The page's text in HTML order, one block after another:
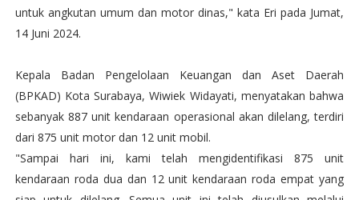
untuk angkutan umum dan motor dinas," kata Eri pada Jumat,
14 Juni 2024.
Kepala Badan Pengelolaan Keuangan dan Aset Daerah
(BPKAD) Kota Surabaya, Wiwiek Widayati, menyatakan bahwa
sebanyak 887 unit kendaraan operasional akan dilelang, terdiri
dari 875 unit motor dan 12 unit mobil.
"Sampai hari ini, kami telah mengidentifikasi 875 unit
kendaraan roda dua dan 12 unit kendaraan roda empat yang